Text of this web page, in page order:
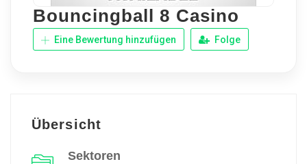
Bouncingball 8 Casino
Eine Bewertung hinzufügen Folge
Übersicht
Sektoren